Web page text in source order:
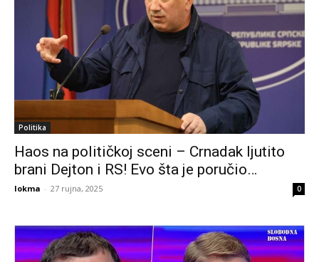
Politika
Haos na političkoj sceni – Crnadak ljutito
brani Dejton i RS! Evo šta je poručio…
lokma - 27 rujna, 2025 0